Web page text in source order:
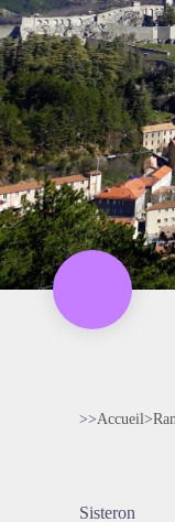
>>Accueil>
Sisteron